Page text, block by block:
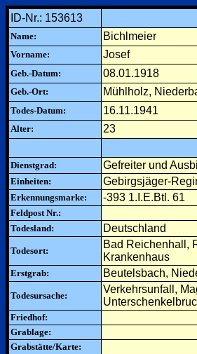
ID-Nr.: 153613
Name: Bichlmeier
Vorname:
Josef
Geb.-Datum:
08.01.1918
Geb.-Ort: Mühlholz,
Todes-Datum: 16.11.1941
Alter: 23
Dienstgrad: Gefreiter und
Einheiten: Gebirgsjäger-
Erkennungsmarke: -393 1.I.E.Btl. 61
Feldpost Nr.:
Todesland:
Deutschland
Todesort:
Bad Reichenhall,
Krankenhaus
Erstgrab: Beutelsbach,
Todesursache:
Verkehrsunfall,
Friedhof:
Grablage:
Grabstätte/Karte: